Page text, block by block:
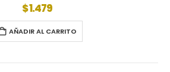
$1.479
AÑADIR AL CARRITO